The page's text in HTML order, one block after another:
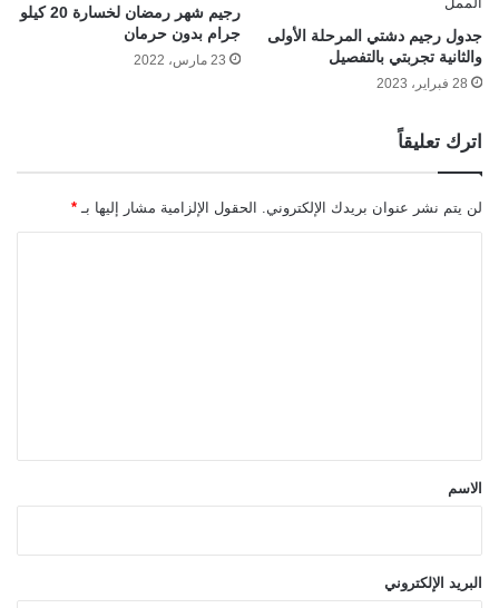
جدول رجيم دشتي المرحلة الأولى
والثانية تجربتي بالتفصيل
28 فبراير، 2023
رجيم شهر رمضان لخسارة 20 كيلو
جرام بدون حرمان
23 مارس، 2022
اترك تعليقاً
لن يتم نشر عنوان بريدك الإلكتروني. الحقول الإلزامية مشار إليها بـ *
*الاسم
البريد الإلكتروني